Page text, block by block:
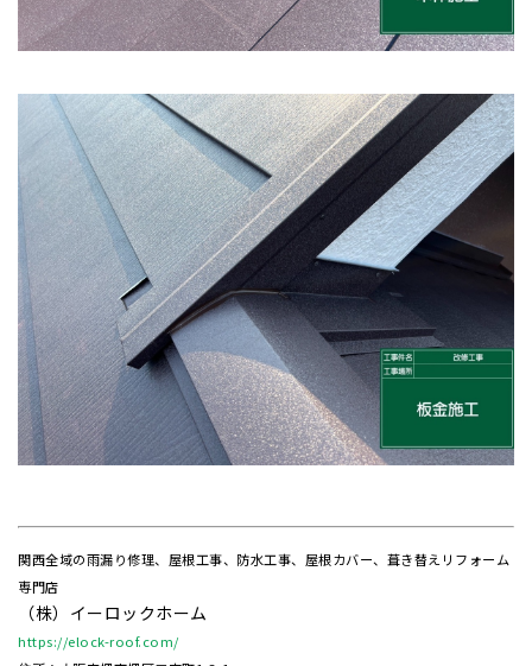
関西全域の雨漏り修理、屋根工事、防水工事、屋根カバー、葺き替えリフォーム
専門店
（株）イーロックホーム
https://elock-roof.com/